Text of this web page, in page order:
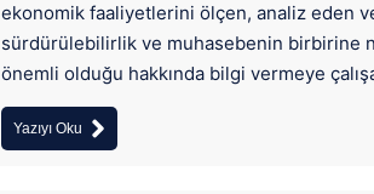
ekonomik faaliyetlerini ölçen, analiz eden
sürdürülebilirlik ve muhasebenin birbirine
önemli olduğu hakkında bilgi vermeye
Yazıyı Oku